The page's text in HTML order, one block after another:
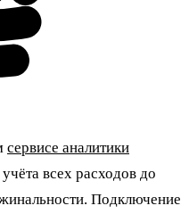
сервисе аналитики
учёта всех расходов до
Подключение